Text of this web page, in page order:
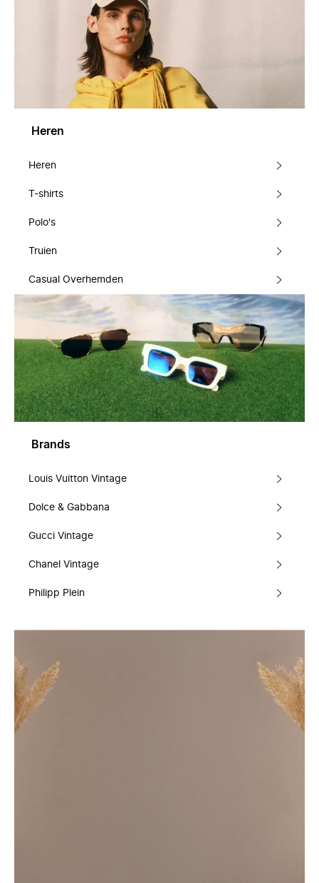
Heren
Heren
T-shirts
Polo's
Truien
Casual Overhemden
Brands
Louis Vuitton Vintage
Dolce & Gabbana
Gucci Vintage
Chanel Vintage
Philipp Plein